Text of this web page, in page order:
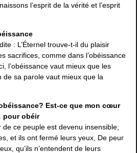
l’esprit de la vérité et l’esprit
: L’Éternel trouve-t-il du plaisir
sacrifices, comme dans l’obéissance
l’obéissance vaut mieux que les
de sa parole vaut mieux que la
Est-ce que mon cœur
pour obéir
de ce peuple est devenu insensible;
et ils ont fermé leurs yeux, De peur
qu’ils n’entendent de leurs